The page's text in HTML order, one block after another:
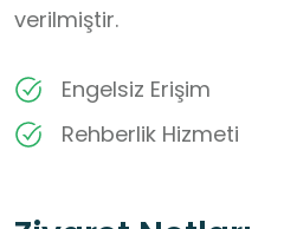
verilmiştir.
Engelsiz Erişim
Rehberlik Hizmeti